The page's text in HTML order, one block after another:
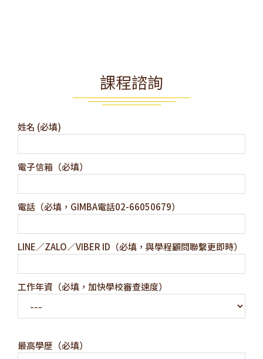
課程諮詢
姓名 (必填)
電子信箱（必填）
電話（必填，GIMBA電話02-66050679）
LINE／ZALO／VIBER ID（必填，與學程顧問聯繫更即時）
工作年資（必填，加快學校審查速度）
最高學歷（必填）